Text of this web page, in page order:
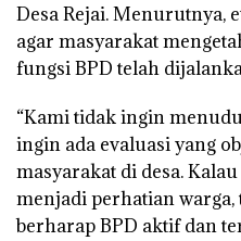
Desa Rejai. Menurutnya,
agar masyarakat
fungsi BPD telah
“Kami tidak ingin
ingin ada evaluasi yang
masyarakat di desa.
menjadi perhatian
berharap BPD aktif dan